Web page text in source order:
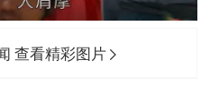
查看精彩图片